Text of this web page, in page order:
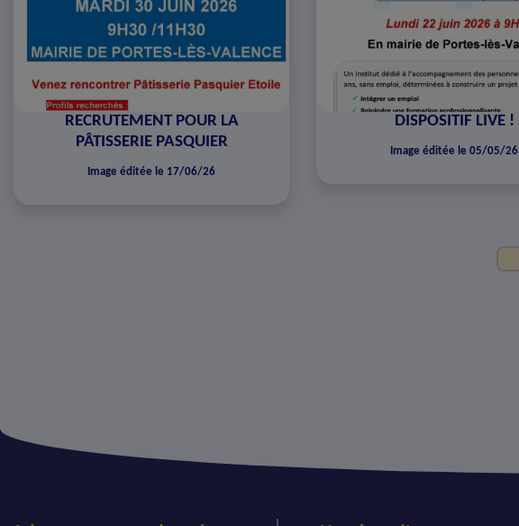
RECRUTEMENT POUR LA
PÂTISSERIE PASQUIER
Image éditée le 17/06/26
DISPOSITIF LIVE !
Image éditée le 05/05/26